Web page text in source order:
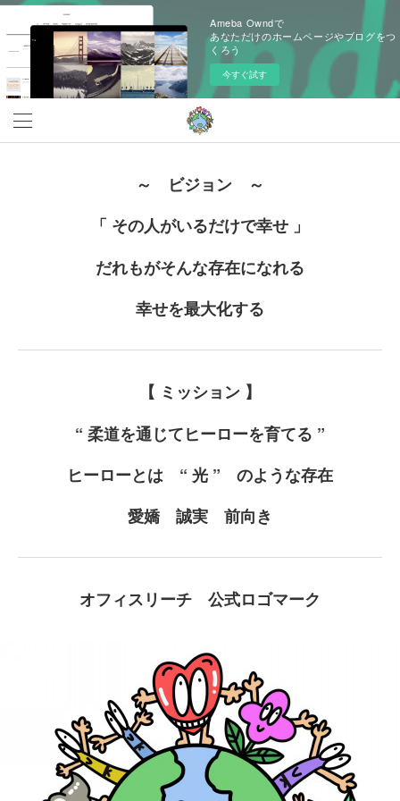
Ameba Owndで
あなただけのホームページやブログをつ
くろう
今すぐ試す
～ ビジョン ～
「 その人がいるだけで幸せ 」
だれもがそんな存在になれる
幸せを最大化する
【 ミッション 】
“ 柔道を通じてヒーローを育てる ”
ヒーローとは “ 光 ” のような存在
愛嬌 誠実 前向き
オフィスリーチ 公式ロゴマーク